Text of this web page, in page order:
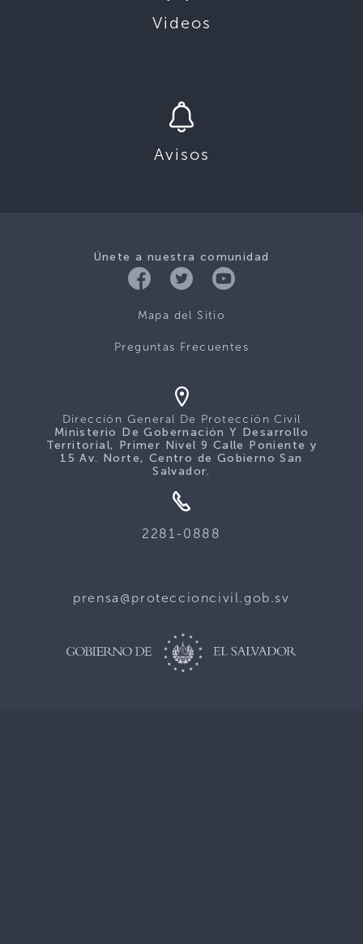
Videos
Avisos
Únete a nuestra comunidad
Mapa del Sitio
Preguntas Frecuentes
Dirección General De Protección Civil
Ministerio De Gobernación Y Desarrollo
Territorial, Primer Nivel 9 Calle Poniente y
15 Av. Norte, Centro de Gobierno San
Salvador.
2281-0888
prensa@proteccioncivil.gob.sv